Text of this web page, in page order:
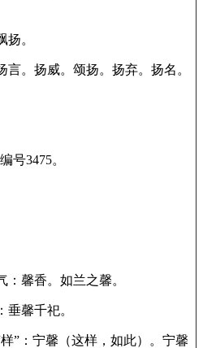
扬。
言。扬威。颂扬。扬弃。扬名。
号3475。
：馨香。如兰之馨。
垂馨千祀。
”：宁馨（这样，如此）。宁馨